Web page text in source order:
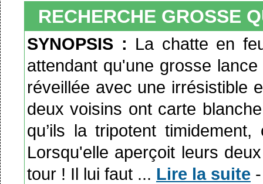
RECHERCHE GROSSE
SYNOPSIS : La chatte en
attendant qu'une grosse
réveillée avec une irrésistible
deux voisins ont carte
qu’ils la tripotent
Lorsqu'elle aperçoit leurs
tour ! Il lui faut ... Lire la suite